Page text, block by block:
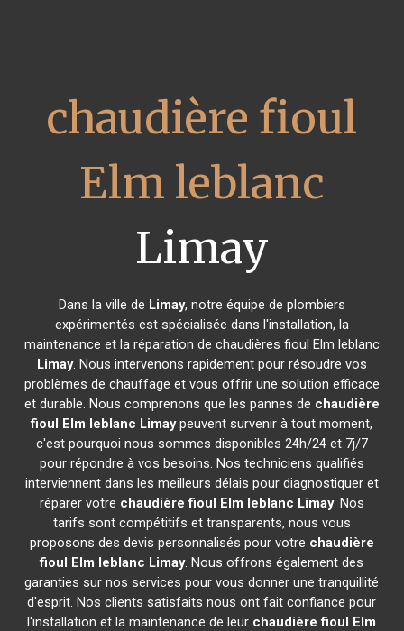
chaudière fioul
Elm leblanc
Limay
Dans la ville de Limay, notre équipe de plombiers
expérimentés est spécialisée dans l'installation, la
maintenance et la réparation de chaudières fioul Elm leblanc
Limay. Nous intervenons rapidement pour résoudre vos
problèmes de chauffage et vous offrir une solution efficace
et durable. Nous comprenons que les pannes de chaudière
fioul Elm leblanc Limaypeuvent survenir à tout moment,
c'est pourquoi nous sommes disponibles 24h/24 et 7j/7
pour répondre à vos besoins. Nos techniciens qualifiés
interviennent dans les meilleurs délais pour diagnostiquer et
réparer votre chaudière fioul Elm leblanc Limay. Nos
tarifs sont compétitifs et transparents, nous vous
proposons des devis personnalisés pour votre chaudière
fioul Elm leblanc Limay. Nous offrons également des
garanties sur nos services pour vous donner une tranquillité
d'esprit. Nos clients satisfaits nous ont fait confiance pour
l'installation et la maintenance de leur chaudière fioul Elm